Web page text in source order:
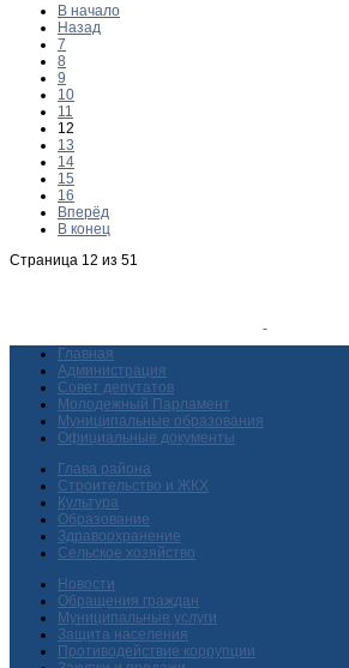
В начало
Назад
7
8
9
10
11
12
13
14
15
16
Вперёд
В конец
Страница 12 из 51
Главная
Администрация
Совет депутатов
Молодежный Парламент
Муниципальные образования
Официальные документы
Глава района
Строительство и ЖКХ
Культура
Образование
Здравоохранение
Сельское хозяйство
Новости
Обращения граждан
Муниципальные услуги
Защита населения
Противодействие коррупции